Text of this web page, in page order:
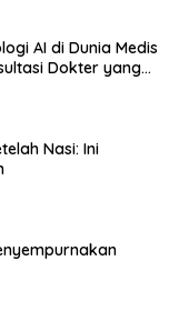
AI di Dunia Medis
Dokter yang
Nasi: Ini